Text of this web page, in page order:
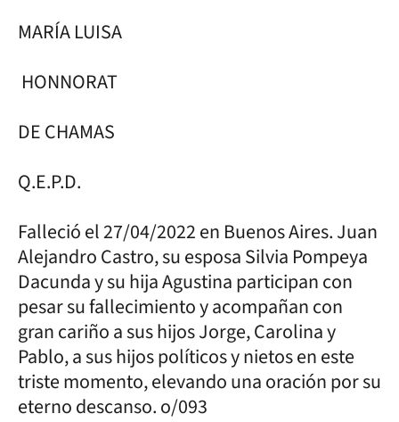
MARÍA LUISA
HONNORAT
DE CHAMAS
Q.E.P.D.
Falleció el 27/04/2022 en Buenos Aires. Juan
Alejandro Castro, su esposa Silvia Pompeya
Dacunda y su hija Agustina participan con
pesar su fallecimiento y acompañan con
gran cariño a sus hijos Jorge, Carolina y
Pablo, a sus hijos políticos y nietos en este
triste momento, elevando una oración por su
eterno descanso. o/093